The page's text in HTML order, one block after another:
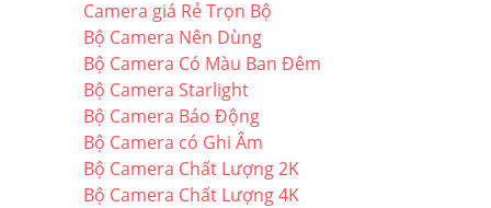
Camera giá Rẻ Trọn Bộ
Bộ Camera Nên Dùng
Bộ Camera Có Màu Ban Đêm
Bộ Camera Starlight
Bộ Camera Báo Động
Bộ Camera có Ghi Âm
Bộ Camera Chất Lượng 2K
Bộ Camera Chất Lượng 4K